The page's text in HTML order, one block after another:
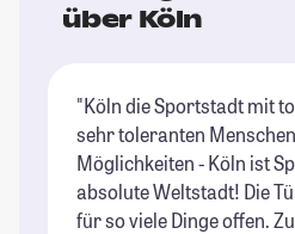
über Köln
"Köln die Sportstadt mit
sehr toleranten
Möglichkeiten - Köln ist
absolute Weltstadt! Die
für so viele Dinge offen.